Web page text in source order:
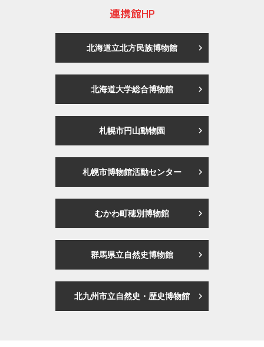
連携館HP
北海道立北方民族博物館
北海道大学総合博物館
札幌市円山動物園
札幌市博物館活動センター
むかわ町穂別博物館
群馬県立自然史博物館
北九州市立自然史・歴史博物館